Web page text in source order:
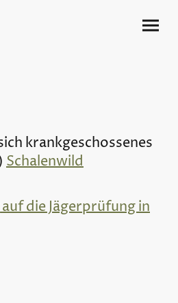
krankgeschossenes
Schalenwild
die Jägerprüfung in